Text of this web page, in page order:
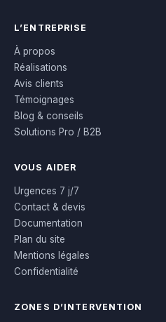
L’ENTREPRISE
À propos
Réalisations
Avis clients
Témoignages
Blog & conseils
Solutions Pro / B2B
VOUS AIDER
Urgences 7 j/7
Contact & devis
Documentation
Plan du site
Mentions légales
Confidentialité
ZONES D’INTERVENTION